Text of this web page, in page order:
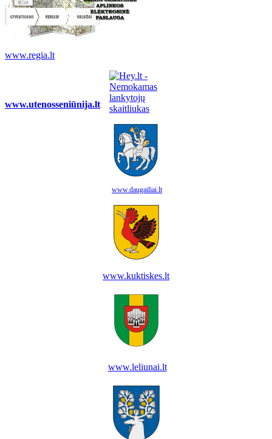
www.regia.lt
www.utenosseniūnija.lt
www.daugailiai.lt
www.kuktiskes.lt
www.leliunai.lt